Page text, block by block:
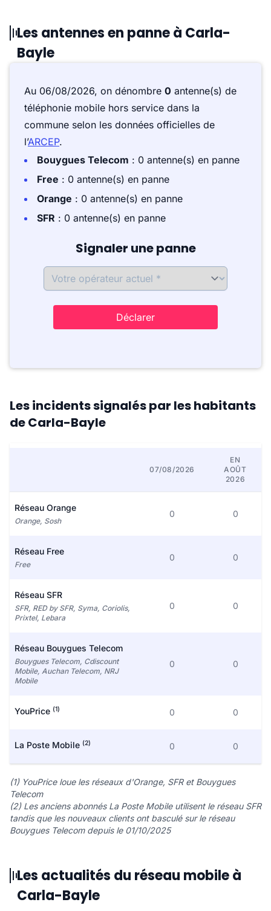
Les antennes en panne à Carla-
Bayle
Au 06/08/2026, on dénombre 0 antenne(s) de
téléphonie mobile hors service dans la
commune selon les données officielles de
l’ARCEP.
Bouygues Telecom : 0 antenne(s) en panne
Free : 0 antenne(s) en panne
Orange : 0 antenne(s) en panne
SFR : 0 antenne(s) en panne
Signaler une panne
Déclarer
Les incidents signalés par les habitants
de Carla-Bayle
07/08/2026
EN
AOÛT
2026
Réseau Orange
Orange, Sosh
0 0
Réseau Free
Free
0 0
Réseau SFR
SFR, RED by SFR, Syma, Coriolis,
Prixtel, Lebara
0 0
Réseau Bouygues Telecom
Bouygues Telecom, Cdiscount
Mobile, Auchan Telecom, NRJ
Mobile
0 0
YouPrice (1) 0 0
La Poste Mobile (2) 0 0
(1) YouPrice loue les réseaux d'Orange, SFR et Bouygues
Telecom
(2) Les anciens abonnés La Poste Mobile utilisent le réseau SFR
tandis que les nouveaux clients ont basculé sur le réseau
Bouygues Telecom depuis le 01/10/2025
Les actualités du réseau mobile à
Carla-Bayle